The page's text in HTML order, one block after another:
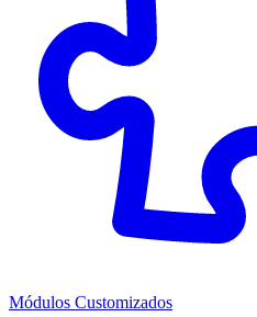
Módulos Customizados